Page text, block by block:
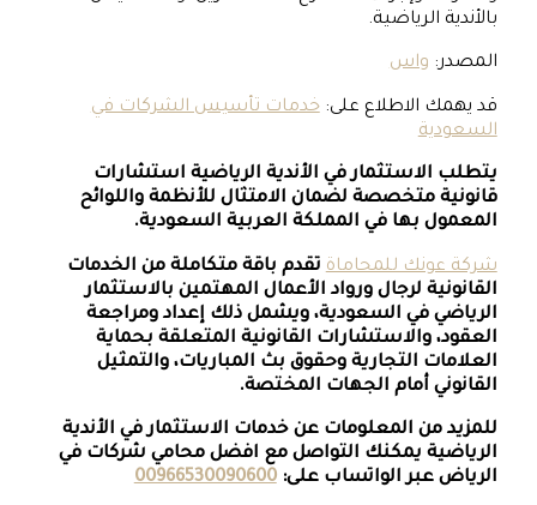
بالأندية الرياضية.
المصدر: واس
قد يهمك الاطلاع على:خدمات تأسيس الشركات في
السعودية
يتطلب الاستثمار في الأندية الرياضية استشارات
قانونية متخصصة لضمان الامتثال للأنظمة واللوائح
المعمول بها في المملكة العربية السعودية.
شركة عونك للمحاماةتقدم باقة متكاملة من الخدمات
القانونية لرجال ورواد الأعمال المهتمين بالاستثمار
الرياضي في السعودية، ويشمل ذلك إعداد ومراجعة
العقود، والاستشارات القانونية المتعلقة بحماية
العلامات التجارية وحقوق بث المباريات، والتمثيل
القانوني أمام الجهات المختصة.
للمزيد من المعلومات عنخدمات الاستثمار في الأندية
الرياضية يمكنك التواصل مع افضل محامي شركات في
الرياض عبر الواتساب على:00966530090600